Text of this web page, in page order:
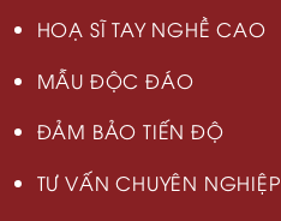
HOẠ SĨ TAY NGHỀ CAO
MẪU ĐỘC ĐÁO
ĐẢM BẢO TIẾN ĐỘ
TƯ VẤN CHUYÊN NGHIỆP